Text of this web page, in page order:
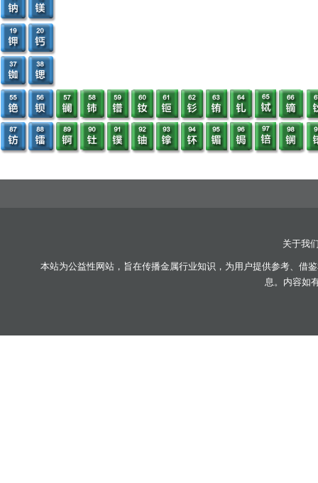
关于我
本站为公益性网站，旨在传播金属行业知识，为用户提供参考、借
息。内容如